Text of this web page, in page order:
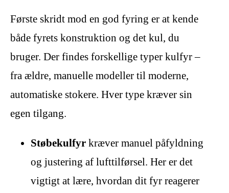
Første skridt mod en god fyring er at kende
både fyrets konstruktion og det kul, du
bruger. Der findes forskellige typer kulfyr –
fra ældre, manuelle modeller til moderne,
automatiske stokere. Hver type kræver sin
egen tilgang.
Støbekulfyr kræver manuel påfyldning
og justering af lufttilførsel. Her er det
vigtigt at lære, hvordan dit fyr reagerer